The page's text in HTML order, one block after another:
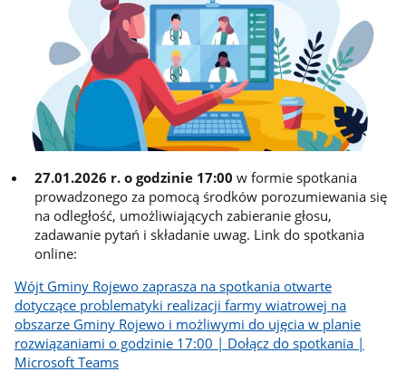
27.01.2026 r. o godzinie 17:00 w formie spotkania
prowadzonego za pomocą środków porozumiewania się
na odległość, umożliwiających zabieranie głosu,
zadawanie pytań i składanie uwag. Link do spotkania
online:
Wójt Gminy Rojewo zaprasza na spotkania otwarte
dotyczące problematyki realizacji farmy wiatrowej na
obszarze Gminy Rojewo i możliwymi do ujęcia w planie
rozwiązaniami o godzinie 17:00 | Dołącz do spotkania |
Microsoft Teams